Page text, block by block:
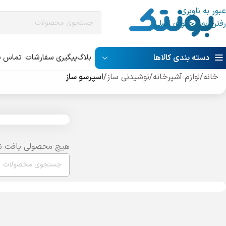
عبور به ناوبری
رفتن به محتوای اصلی
دسته بندی کالاها بلاگپیگیری سفارشات تماس
خانه/لوازم آشپرخانه/نوشیدنی ساز/اسپرسو ساز
هیچ محصولی یافت